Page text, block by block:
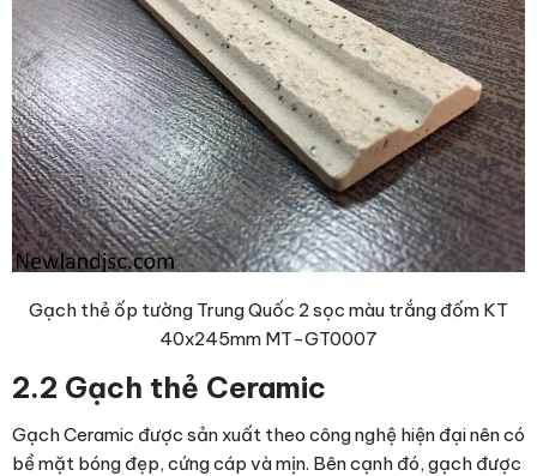
Gạch thẻ ốp tường Trung Quốc 2 sọc màu trắng đốm KT
40x245mm MT-GT0007
2.2 Gạch thẻ Ceramic
Gạch Ceramic được sản xuất theo công nghệ hiện đại nên có
bề mặt bóng đẹp, cứng cáp và mịn. Bên cạnh đó, gạch được